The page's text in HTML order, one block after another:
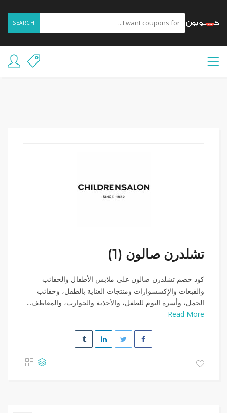
SEARCH
تشلدرن صالون (1)
كود خصم تشلدرن صالون على ملابس الأطفال والحقائب
والقبعات والإكسسوارات ومنتجات العناية بالطفل، وحقائب
الحمل، وأسرة النوم للطفل، والأحذية والجوارب، والمعاطف...
Read More